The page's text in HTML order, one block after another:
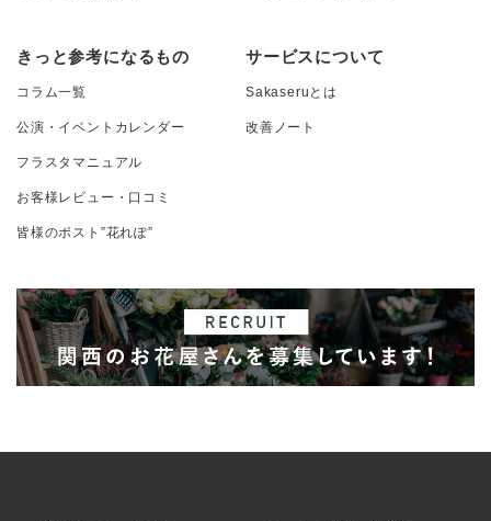
きっと参考になるもの
コラム一覧
公演・イベントカレンダー
フラスタマニュアル
お客様レビュー・口コミ
皆様のポスト”花れぽ”
サービスについて
Sakaseruとは
改善ノート